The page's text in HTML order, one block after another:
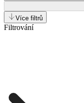
Více filtrů
Filtrování